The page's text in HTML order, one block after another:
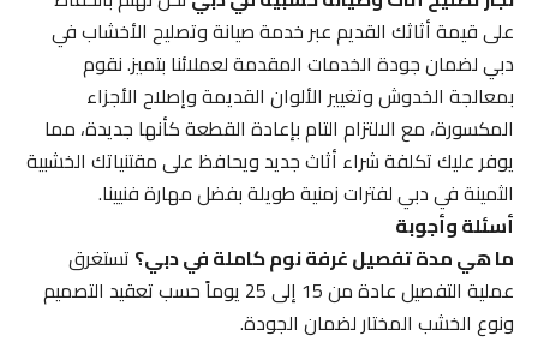
على قيمة أثاثك القديم عبر خدمة صيانة وتصليح الأخشاب في
دبي لضمان جودة الخدمات المقدمة لعملائنا بتميز. نقوم
بمعالجة الخدوش وتغيير الألوان القديمة وإصلاح الأجزاء
المكسورة، مع الالتزام التام بإعادة القطعة كأنها جديدة، مما
يوفر عليك تكلفة شراء أثاث جديد ويحافظ على مقتنياتك الخشبية
الثمينة في دبي لفترات زمنية طويلة بفضل مهارة فنيينا.
أسئلة وأجوبة
ما هي مدة تفصيل غرفة نوم كاملة في دبي؟تستغرق
عملية التفصيل عادة من 15 إلى 25 يوماً حسب تعقيد التصميم
ونوع الخشب المختار لضمان الجودة.